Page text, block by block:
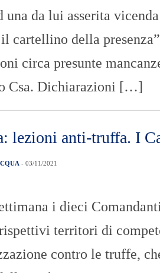
una da lui asserita
cartellino della
circa presunte
Csa. Dichiarazioni […]
lezioni anti-truffa. I
- 03/11/2021
i dieci
territori di
contro le truffe,